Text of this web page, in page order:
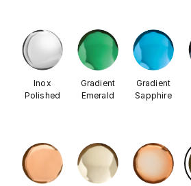
Inox
Polished
Gradient
Emerald
Gradient
Sapphire